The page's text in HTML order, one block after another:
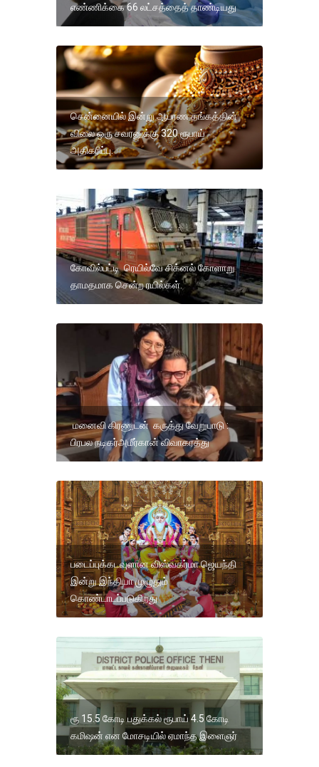
எண்ணிக்கை 66 லட்சத்தைத் தாண்டியது
சென்னையில் இன்று ஆபரண தங்கத்தின்
விலை ஒரு சவரனுக்கு 320 ரூபாய்
அதிகரிப்பு.
கோவில்பட்டி ரெயில்வே சிக்னல் கோளாறு
தாமதமாக சென்ற ரயில்கள்.
மனைவி கிரணுடன் கருத்து வேறுபாடு :
பிரபல நடிகர்அமீர்கான் விவாகரத்து
படைப்புக்கடவுளான விஸ்வகர்மா ஜெயந்தி
இன்று இந்தியா முழுதும்
கொண்டாடப்படுகிறது
ரூ 15.5 கோடி பதுக்கல் ரூபாய் 4.5 கோடி
கமிஷன் என மோசடியில் ஏமாந்த இளைஞர்